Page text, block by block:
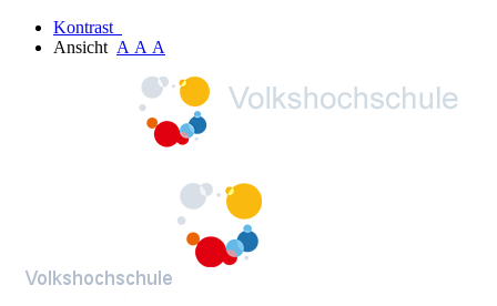
Kontrast
Ansicht A A A